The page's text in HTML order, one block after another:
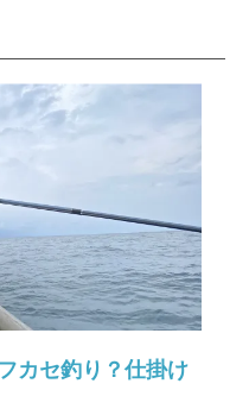
カセ釣り？仕掛け